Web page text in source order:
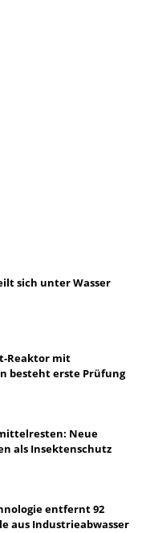
sich unter Wasser
Reaktor mit
besteht erste Prüfung
Neue
als Insektenschutz
entfernt 92
aus Industrieabwasser